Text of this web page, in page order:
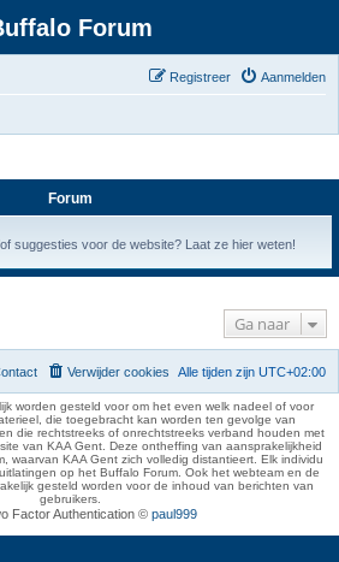
Forum
Aanmelden
Registreer
Forum
suggesties voor de website? Laat ze hier weten!
Ga naar
Alle tijden zijn UTC+02:00
Verwijder cookies
worden gesteld voor om het even welk nadeel of voor
die toegebracht kan worden ten gevolge van
die rechtstreeks of onrechtstreeks verband houden met
van KAA Gent. Deze ontheffing van aansprakelijkheid
waarvan KAA Gent zich volledig distantieert. Elk individu
op het Buffalo Forum. Ook het webteam en de
gesteld worden voor de inhoud van berichten van
gebruikers.
Factor Authentication © paul999